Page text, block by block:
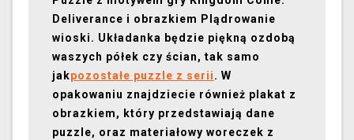
Deliverance i obrazkiem Plądrowanie
wioski. Układanka będzie piękną ozdobą
waszych półek czy ścian, tak samo
jakpozostałe puzzle z serii. W
opakowaniu znajdziecie również plakat z
obrazkiem, który przedstawiają dane
puzzle, oraz materiałowy woreczek z